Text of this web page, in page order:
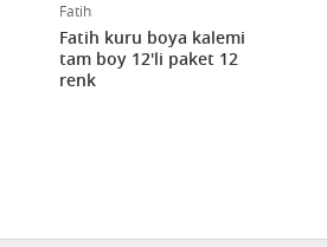
Fatih
Fatih kuru boya kalemi
tam boy 12'li paket 12
renk